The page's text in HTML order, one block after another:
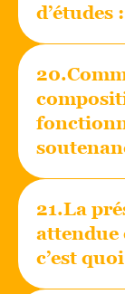
d’études
21.La
attendue
c’est